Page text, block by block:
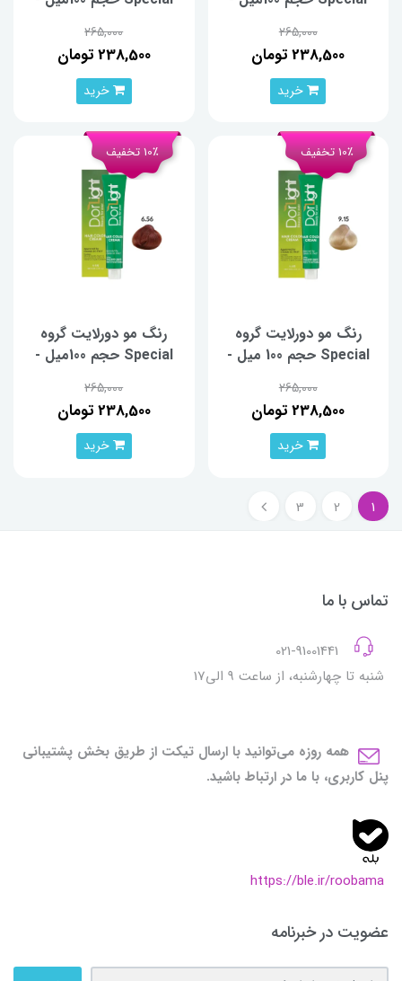
شماره 7.05
265,000
238,500 تومان
خرید
265,000
238,500 تومان
خرید
رنگ مو دورلایت گروه
Special حجم 100 میل -
265,000
238,500 تومان
10٪ تخفیف
خرید
رنگ مو دورلایت گروه
Special حجم 100میل -
265,000
238,500 تومان
10٪ تخفیف
خرید
1
2
3
تماس با ما
شنبه تا چهارشنبه، از ساعت 9 الی17
همه روزه می‌توانید با ارسال تیکت از طریق بخش پشتیبانی
پنل کاربری، با ما در ارتباط باشید.
https://ble.ir/roobama
عضویت در خبرنامه